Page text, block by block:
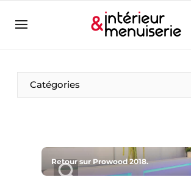
Contact
Contact
Emploi
Catégories
Retour sur Prowood 2018.